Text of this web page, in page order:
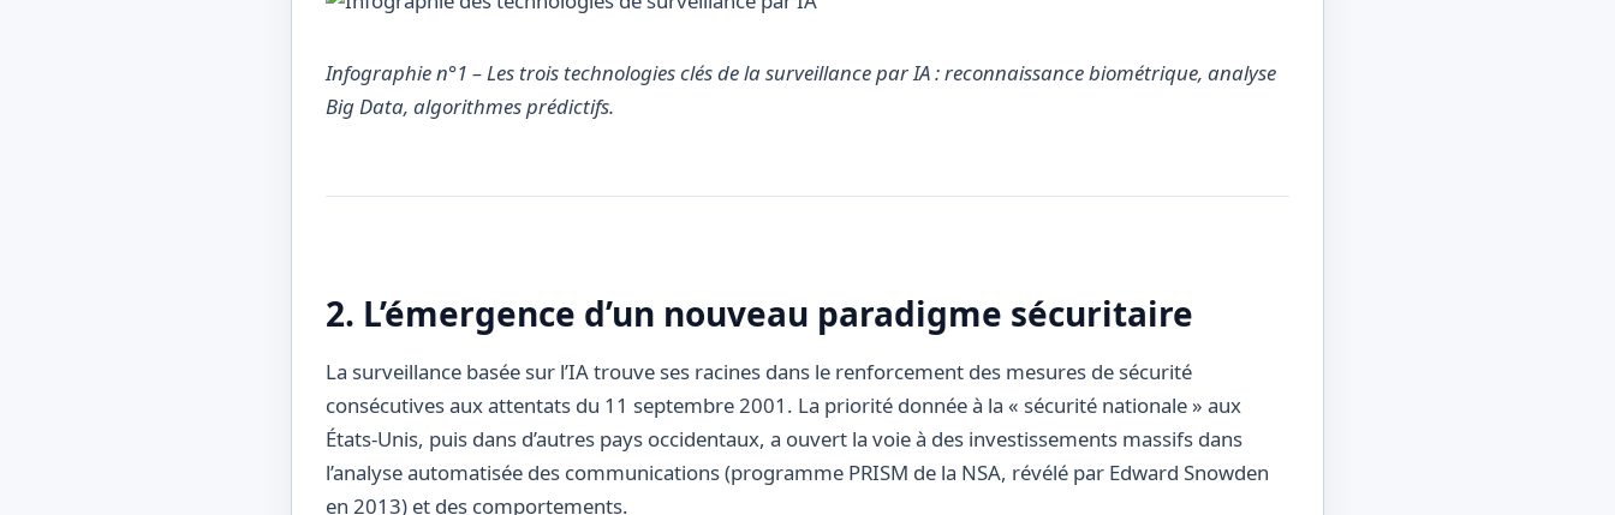
Infographie n°1 – Les trois technologies clés de la surveillance par IA : reconnaissance biométrique, analyse
Big Data, algorithmes prédictifs.
2. L’émergence d’un nouveau paradigme sécuritaire
La surveillance basée sur l’IA trouve ses racines dans le renforcement des mesures de sécurité
consécutives aux attentats du 11 septembre 2001. La priorité donnée à la « sécurité nationale » aux
États-Unis, puis dans d’autres pays occidentaux, a ouvert la voie à des investissements massifs dans
l’analyse automatisée des communications (programme PRISM de la NSA, révélé par Edward Snowden
en 2013) et des comportements.